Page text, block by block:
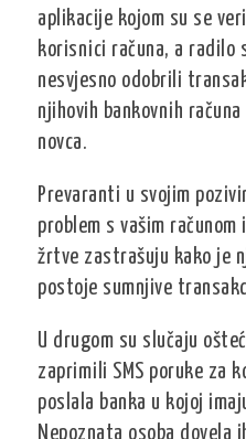
aplikacije kojom su se
korisnici računa, a radilo
nesvjesno odobrili
njihovih bankovnih
novca.
Prevaranti u svojim
problem s vašim
žrtve zastrašuju kako je
postoje sumnjive
U drugom su slučaju
zaprimili SMS poruke za
poslala banka u kojoj
Nepoznata osoba dovela